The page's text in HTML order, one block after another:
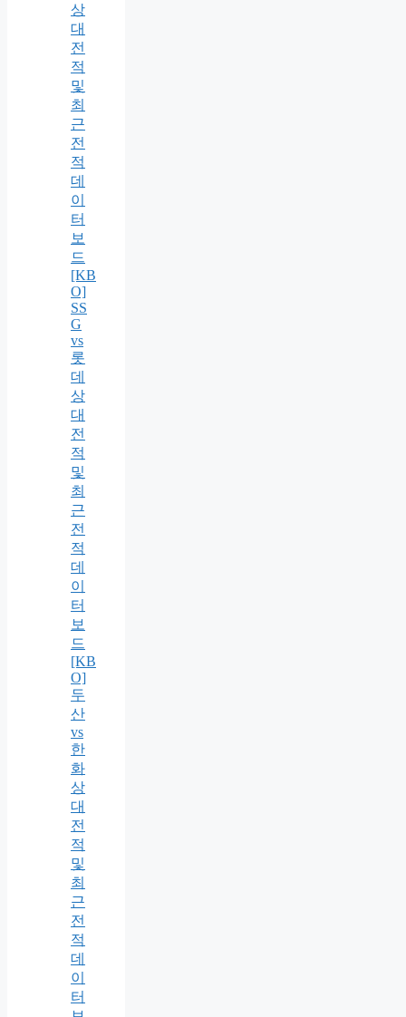
상
대
전
적
및
최
근
전
적
데
이
터
보
드
[KB
O]
SS
G
vs
롯
데
상
대
전
적
및
최
근
전
적
데
이
터
보
드
[KB
O]
두
산
vs
한
화
상
대
전
적
및
최
근
전
적
데
이
터